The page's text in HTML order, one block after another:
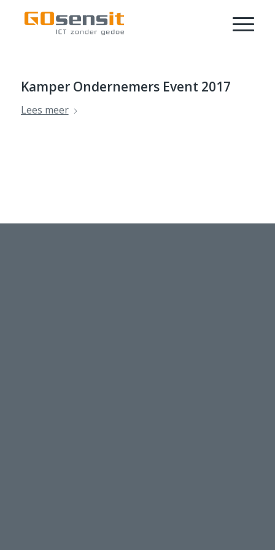
Kamper Ondernemers Event 2017
Lees meer